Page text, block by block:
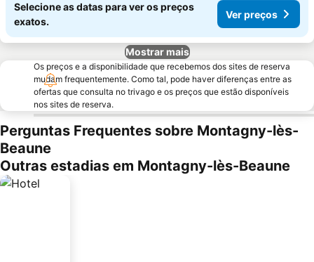
Selecione as datas para ver os preços
exatos.
Ver preços
Mostrar mais
Os preços e a disponibilidade que recebemos dos sites de reserva
mudam frequentemente. Como tal, pode haver diferenças entre as
ofertas que consulta no trivago e os preços que estão disponíveis
nos sites de reserva.
Perguntas Frequentes sobre Montagny-lès-
Beaune
Outras estadias em Montagny-lès-Beaune